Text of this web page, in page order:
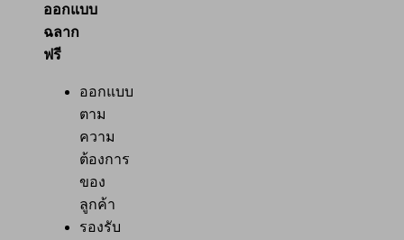
ออกแบบ
ฉลาก
ฟรี
ออกแบบ
ตาม
ความ
ต้องการ
ของ
ลูกค้า
รองรับ